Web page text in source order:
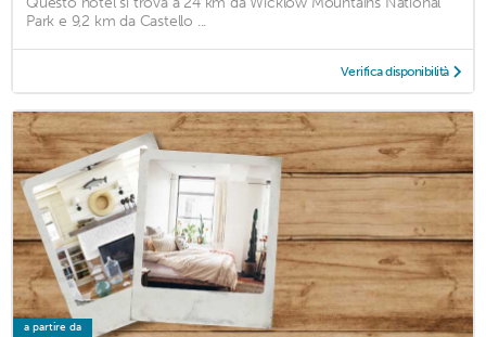
Park e 9,2 km da Castello ...
Verifica disponibilità
a partire da